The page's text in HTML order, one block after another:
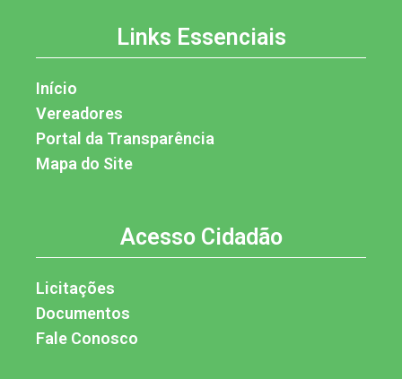
Links Essenciais
Início
Vereadores
Portal da Transparência
Mapa do Site
Acesso Cidadão
Licitações
Documentos
Fale Conosco